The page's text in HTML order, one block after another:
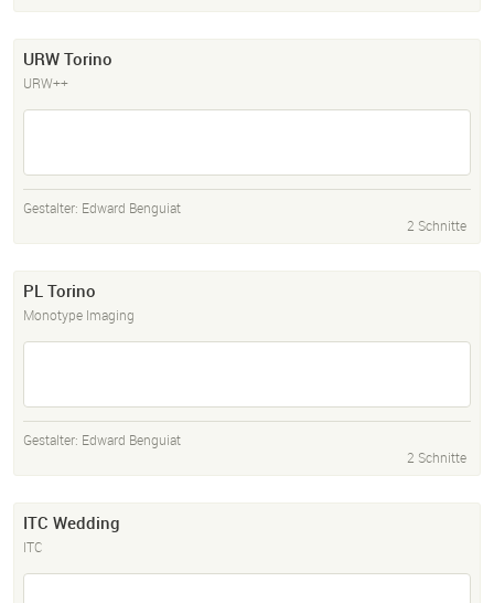
URW Torino
URW++
Gestalter: Edward Benguiat
2 Schnitte
PL Torino
Monotype Imaging
Gestalter: Edward Benguiat
2 Schnitte
ITC Wedding
ITC